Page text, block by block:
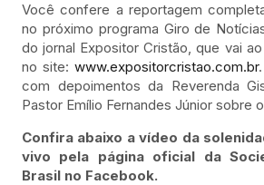
Você confere a reportagem
no próximo programa Giro de
do jornal Expositor Cristão, que vai
no site:www.expositorcristao.com.br
com depoimentos da Reverenda
Pastor Emílio Fernandes Júnior sobre
Confira abaixo a vídeo da
vivo pela página oficial da
Brasil no Facebook.